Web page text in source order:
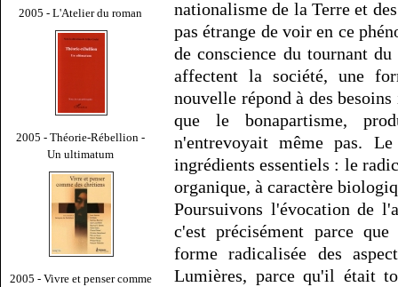
2005 - L'Atelier du roman
2005 - Théorie-Rébellion -
Un ultimatum
2005 - Vivre et penser comme
nationalisme de la Terre et
pas étrange de voir en ce
de conscience du tournant
affectent la société, une
nouvelle répond à des
que le bonapartisme,
n'entrevoyait même pas.
ingrédients essentiels : le
organique, à caractère
Poursuivons l'évocation de
c'est précisément parce
forme radicalisée des
Lumières, parce qu'il était